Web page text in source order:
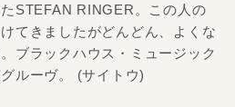
STEFAN RINGER。この人の
てきましたがどんどん、よくな
ブラックハウス・ミュージック
ルーヴ。 (サイトウ)